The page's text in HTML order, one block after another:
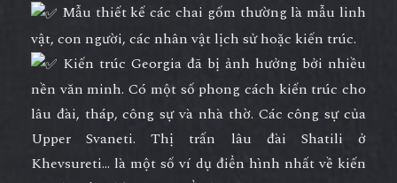
Mẫu thiết kế các chai gốm thường là mẫu linh
vật, con người, các nhân vật lịch sử hoặc kiến trúc.
Kiến trúc Georgia đã bị ảnh hưởng bởi nhiều
nền văn minh. Có một số phong cách kiến trúc cho
lâu đài, tháp, công sự và nhà thờ. Các công sự của
Upper Svaneti. Thị trấn lâu đài Shatili ở
Khevsureti… là một số ví dụ điển hình nhất về kiến